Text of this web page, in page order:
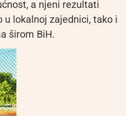
a njeni rezultati
u lokalnoj zajednici, tako i
širom BiH.